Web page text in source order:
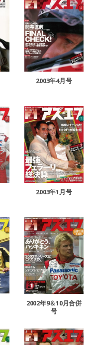
2003年4月号
2003年1月号
2002年9＆10月合併
号